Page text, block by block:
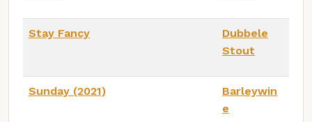
Stay Fancy
Dubbele
Stout
Sunday (2021)
Barleywin
e